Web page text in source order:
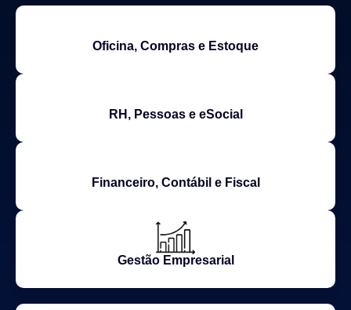
Oficina, Compras e Estoque
RH, Pessoas e eSocial
Financeiro, Contábil e Fiscal
Gestão Empresarial